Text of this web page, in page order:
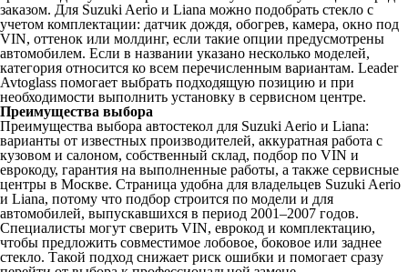
заказом. Для Suzuki Aerio и Liana можно подобрать стекло с
учетом комплектации: датчик дождя, обогрев, камера, окно под
VIN, оттенок или молдинг, если такие опции предусмотрены
автомобилем. Если в названии указано несколько моделей,
категория относится ко всем перечисленным вариантам. Leader
Avtoglass помогает выбрать подходящую позицию и при
необходимости выполнить установку в сервисном центре.
Преимущества выбора
Преимущества выбора автостекол для Suzuki Aerio и Liana:
варианты от известных производителей, аккуратная работа с
кузовом и салоном, собственный склад, подбор по VIN и
еврокоду, гарантия на выполненные работы, а также сервисные
центры в Москве. Страница удобна для владельцев Suzuki Aerio
и Liana, потому что подбор строится по модели и для
автомобилей, выпускавшихся в период 2001–2007 годов.
Специалисты могут сверить VIN, еврокод и комплектацию,
чтобы предложить совместимое лобовое, боковое или заднее
стекло. Такой подход снижает риск ошибки и помогает сразу